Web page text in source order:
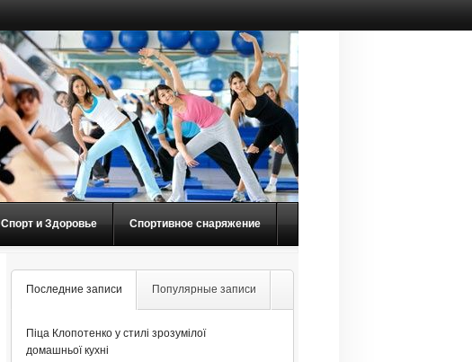
Спорт и Здоровье Спортивное снаряжение
Последние записи Популярные записи
Піца Клопотенко у стилі зрозумілої
домашньої кухні